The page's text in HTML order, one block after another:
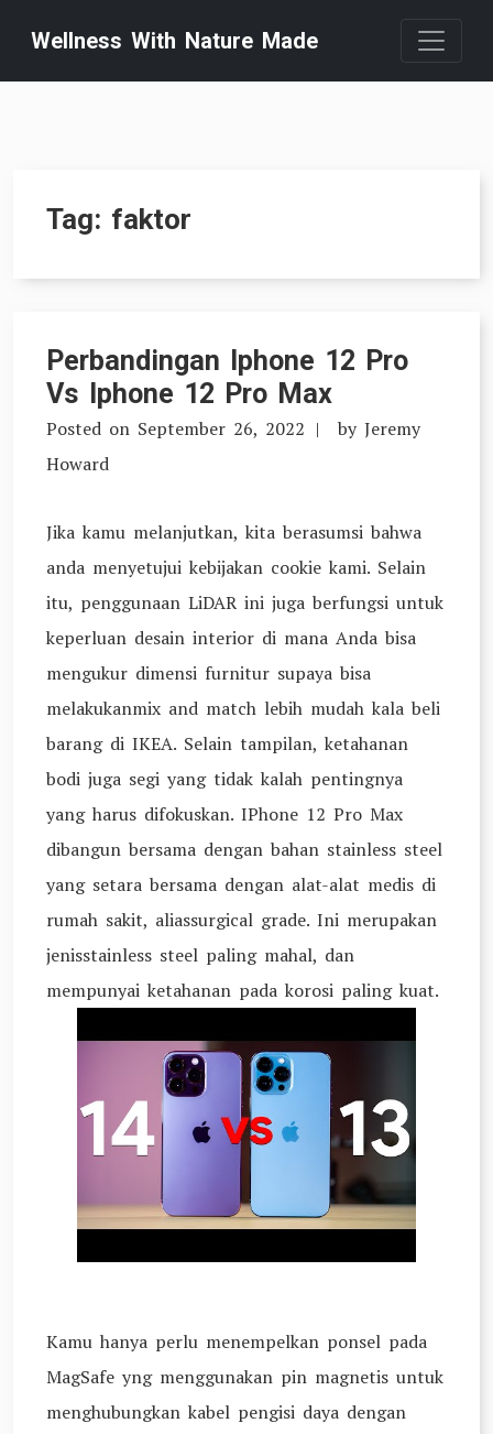
content
Wellness With Nature Made
Tag: faktor
Perbandingan Iphone 12 Pro
Vs Iphone 12 Pro Max
Posted on September 26, 2022 by Jeremy
Howard
Jika kamu melanjutkan, kita berasumsi bahwa
anda menyetujui kebijakan cookie kami. Selain
itu, penggunaan LiDAR ini juga berfungsi untuk
keperluan desain interior di mana Anda bisa
mengukur dimensi furnitur supaya bisa
melakukanmix and match lebih mudah kala beli
barang di IKEA. Selain tampilan, ketahanan
bodi juga segi yang tidak kalah pentingnya
yang harus difokuskan. IPhone 12 Pro Max
dibangun bersama dengan bahan stainless steel
yang setara bersama dengan alat-alat medis di
rumah sakit, aliassurgical grade. Ini merupakan
jenisstainless steel paling mahal, dan
mempunyai ketahanan pada korosi paling kuat.
Kamu hanya perlu menempelkan ponsel pada
MagSafe yng menggunakan pin magnetis untuk
menghubungkan kabel pengisi daya dengan